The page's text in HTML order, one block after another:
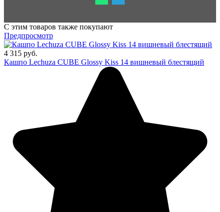
С этим товаров также покупают
Предпросмотр
4 315 руб.
Кашпо Lechuza CUBE Glossy Kiss 14 вишневый блестящий